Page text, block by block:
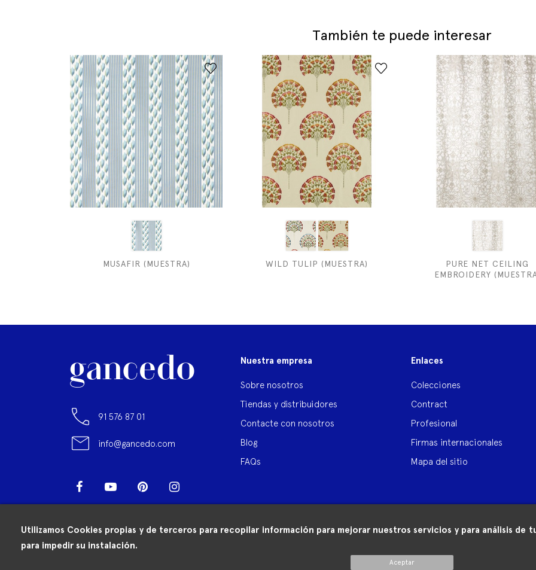
Utilizamos Cookies propias y de terceros para recopilar información para mejorar nuestros servicios y para análisis de
para impedir su instalación.
Aceptar
También te puede interesar
MUSAFIR (MUESTRA) WILD TULIP (MUESTRA)
PURE NET CEILING
EMBROIDERY
91 576 87 01
info@gancedo.com
Facebook YouTube Pinterest
LinkedIn
Nuestra empresa
Sobre nosotros
Tiendas y distribuidores
Contacte con nosotros
Blog
FAQs
Enlaces
Colecciones
Contract
Profesional
Firmas internacionales
Mapa del sitio